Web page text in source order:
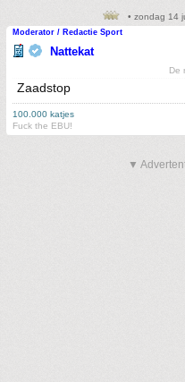
• zondag 14
Moderator / Redactie Sport
Nattekat
De
Zaadstop
100.000 katjes
Fuck the EBU!
▼